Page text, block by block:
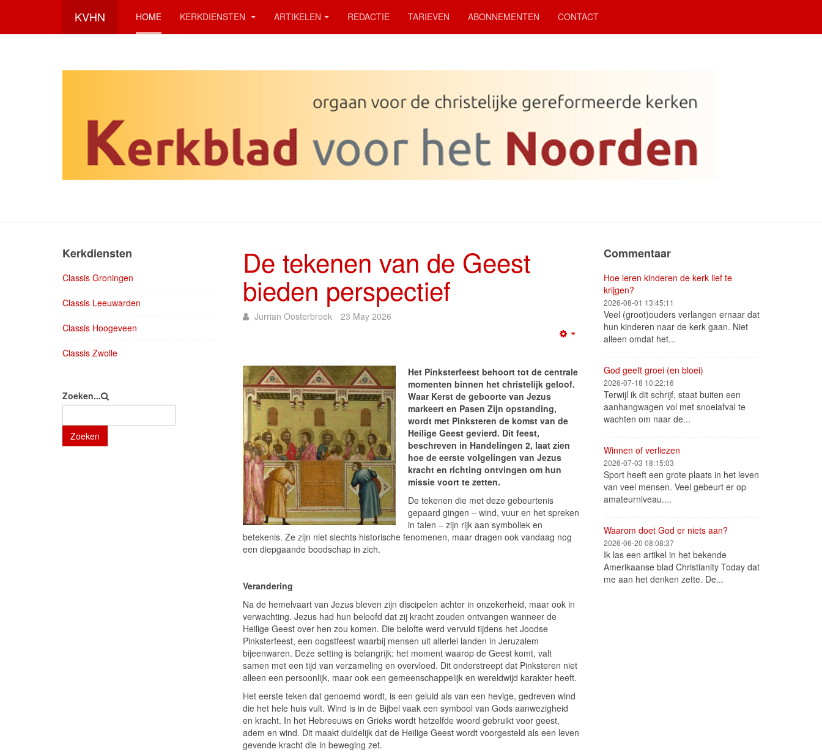
KVHN HOME KERKDIENSTEN ARTIKELEN REDACTIE TARIEVEN ABONNEMENTEN CONTACT
De tekenen van de Geest
bieden perspectief
Jurrian Oosterbroek 23 May 2026
Het Pinksterfeest behoort tot de centrale
momenten binnen het christelijk geloof.
Waar Kerst de geboorte van Jezus
markeert en Pasen Zijn opstanding,
wordt met Pinksteren de komst van de
Heilige Geest gevierd. Dit feest,
beschreven in Handelingen 2, laat zien
hoe de eerste volgelingen van Jezus
kracht en richting ontvingen om hun
missie voort te zetten.
De tekenen die met deze gebeurtenis
gepaard gingen – wind, vuur en het spreken
in talen – zijn rijk aan symboliek en
betekenis. Ze zijn niet slechts historische fenomenen, maar dragen ook vandaag nog
een diepgaande boodschap in zich.
Verandering
Na de hemelvaart van Jezus bleven zijn discipelen achter in onzekerheid, maar ook in
verwachting. Jezus had hun beloofd dat zij kracht zouden ontvangen wanneer de
Heilige Geest over hen zou komen. Die belofte werd vervuld tijdens het Joodse
Pinksterfeest, een oogstfeest waarbij mensen uit allerlei landen in Jeruzalem
bijeenwaren. Deze setting is belangrijk: het moment waarop de Geest komt, valt
samen met een tijd van verzameling en overvloed. Dit onderstreept dat Pinksteren niet
alleen een persoonlijk, maar ook een gemeenschappelijk en wereldwijd karakter heeft.
Het eerste teken dat genoemd wordt, is een geluid als van een hevige, gedreven wind
die het hele huis vult. Wind is in de Bijbel vaak een symbool van Gods aanwezigheid
en kracht. In het Hebreeuws en Grieks wordt hetzelfde woord gebruikt voor geest,
adem en wind. Dit maakt duidelijk dat de Heilige Geest wordt voorgesteld als een leven
gevende kracht die in beweging zet.
Kerkdiensten
Classis Groningen
Classis Leeuwarden
Classis Hoogeveen
Classis Zwolle
Zoeken...
Zoeken
Commentaar
Hoe leren kinderen de kerk lief te
krijgen?
2026-08-01 13:45:11
Veel (groot)ouders verlangen ernaar dat
hun kinderen naar de kerk gaan. Niet
alleen omdat het...
God geeft groei (en bloei)
2026-07-18 10:22:16
Terwijl ik dit schrijf, staat buiten een
aanhangwagen vol met snoeiafval te
wachten om naar de...
Winnen of verliezen
2026-07-03 18:15:03
Sport heeft een grote plaats in het leven
van veel mensen. Veel gebeurt er op
amateurniveau....
Waarom doet God er niets aan?
2026-06-20 08:08:37
Ik las een artikel in het bekende
Amerikaanse blad Christianity Today dat
me aan het denken zette. De...